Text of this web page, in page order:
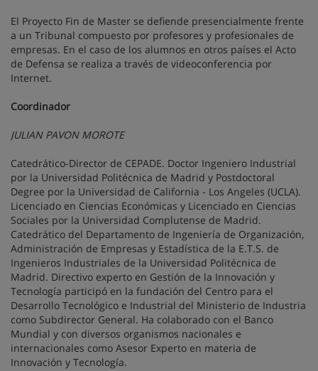
El Proyecto Fin de Master se defiende presencialmente frente
a un Tribunal compuesto por profesores y profesionales de
empresas. En el caso de los alumnos en otros países el Acto
de Defensa se realiza a través de videoconferencia por
Internet.
Coordinador
JULIAN PAVON MOROTE
Catedrático-Director de CEPADE. Doctor Ingeniero Industrial
por la Universidad Politécnica de Madrid y Postdoctoral
Degree por la Universidad de California - Los Angeles (UCLA).
Licenciado en Ciencias Económicas y Licenciado en Ciencias
Sociales por la Universidad Complutense de Madrid.
Catedrático del Departamento de Ingeniería de Organización,
Administración de Empresas y Estadística de la E.T.S. de
Ingenieros Industriales de la Universidad Politécnica de
Madrid. Directivo experto en Gestión de la Innovación y
Tecnología participó en la fundación del Centro para el
Desarrollo Tecnológico e Industrial del Ministerio de Industria
como Subdirector General. Ha colaborado con el Banco
Mundial y con diversos organismos nacionales e
internacionales como Asesor Experto en materia de
Innovación y Tecnología.